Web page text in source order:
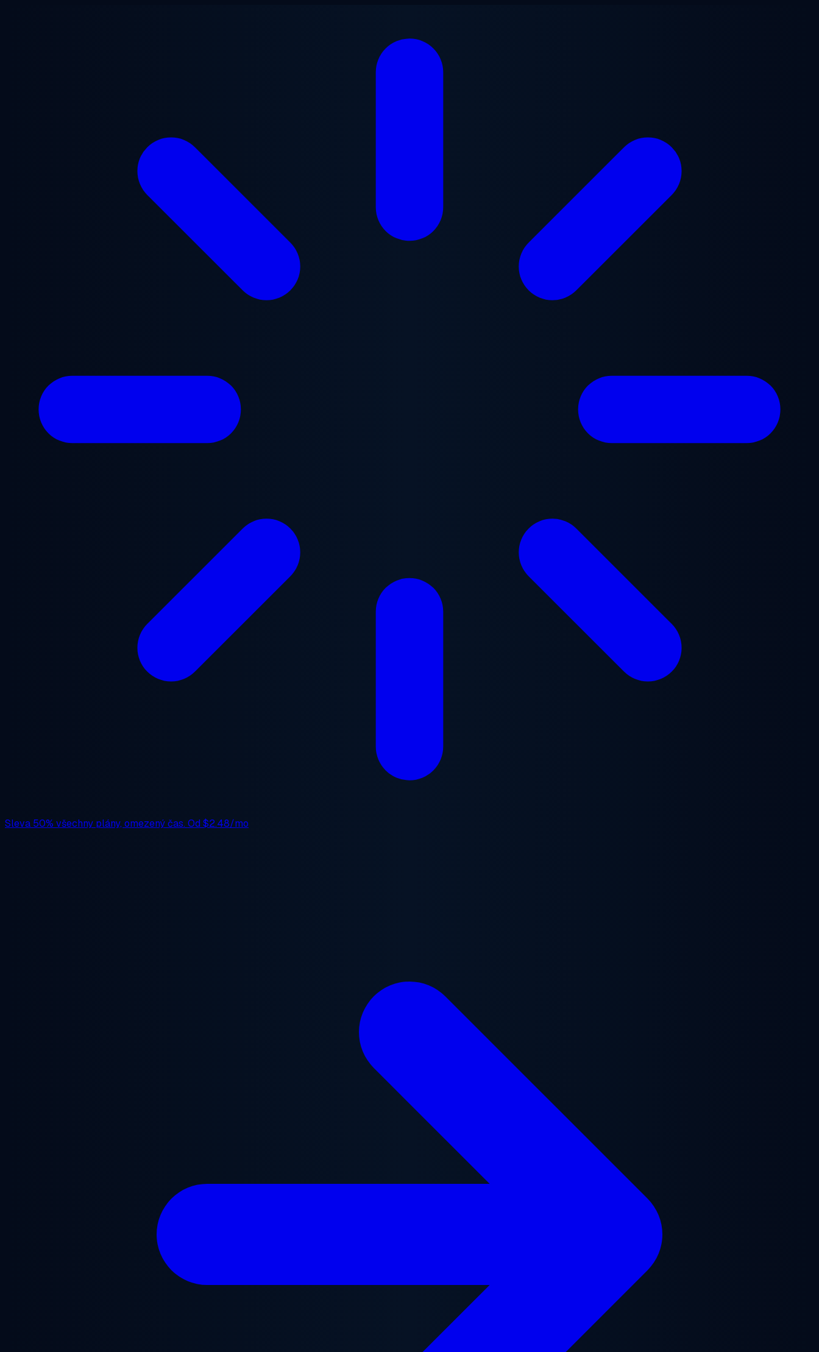
Sleva 50% všechny plány, omezený čas. Od $2.48/mo